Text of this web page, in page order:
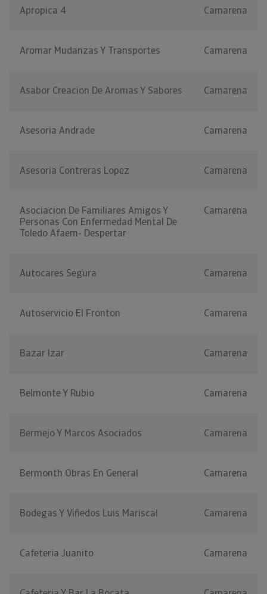
Apropica 4 Camarena
Aromar Mudanzas Y Transportes Camarena
Asabor Creacion De Aromas Y Sabores Camarena
Asesoria Andrade Camarena
Asesoria Contreras Lopez Camarena
Asociacion De Familiares Amigos Y
Personas Con Enfermedad Mental De
Toledo Afaem- Despertar
Camarena
Autocares Segura Camarena
Autoservicio El Fronton Camarena
Bazar Izar Camarena
Belmonte Y Rubio Camarena
Bermejo Y Marcos Asociados Camarena
Bermonth Obras En General Camarena
Bodegas Y Viñedos Luis Mariscal Camarena
Cafeteria Juanito Camarena